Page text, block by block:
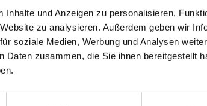
Inhalte und Anzeigen zu personalisieren,
zu analysieren. Außerdem geben wir
soziale Medien, Werbung und Analysen
Daten zusammen, die Sie ihnen bereitgestellt